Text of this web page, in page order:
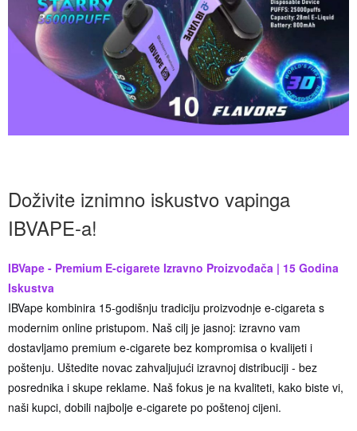
Doživite iznimno iskustvo vapinga
IBVAPE-a!
IBVape - Premium E-cigarete Izravno Proizvođača | 15 Godina
Iskustva
IBVape kombinira 15-godišnju tradiciju proizvodnje e-cigareta s
modernim online pristupom. Naš cilj je jasnoj: izravno vam
dostavljamo premium e-cigarete bez kompromisa o kvalijeti i
poštenju. Uštedite novac zahvaljujući izravnoj distribuciji - bez
posrednika i skupe reklame. Naš fokus je na kvaliteti, kako biste vi,
naši kupci, dobili najbolje e-cigarete po poštenoj cijeni.